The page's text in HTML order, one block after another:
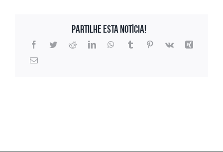
Partilhe esta notícia!